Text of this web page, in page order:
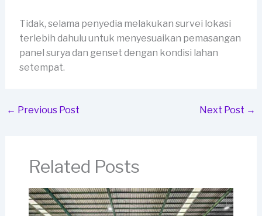
Tidak, selama penyedia melakukan survei lokasi
terlebih dahulu untuk menyesuaikan pemasangan
panel surya dan genset dengan kondisi lahan
setempat.
← Previous Post Next Post →
Related Posts